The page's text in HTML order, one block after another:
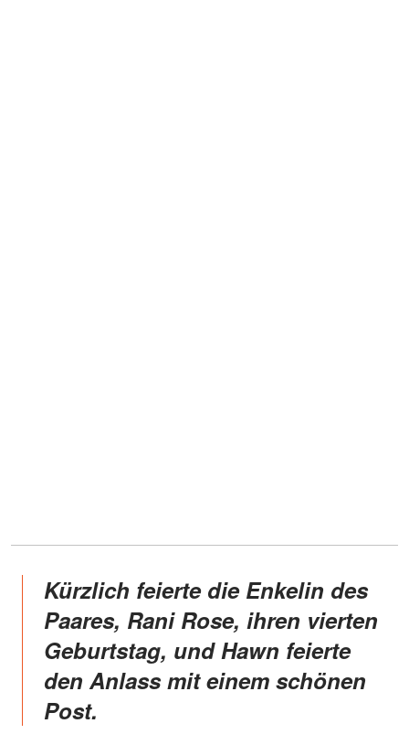
Kürzlich feierte die Enkelin des
Paares, Rani Rose, ihren vierten
Geburtstag, und Hawn feierte
den Anlass mit einem schönen
Post.